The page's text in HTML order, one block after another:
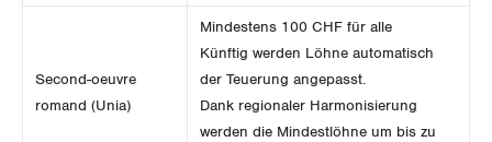
Rentner:innen-Kommission
Glarus
Second-oeuvre
romand (Unia)
Mindestens 100 CHF für alle
Künftig werden Löhne automatisch
der Teuerung angepasst.
Dank regionaler Harmonisierung
werden die Mindestlöhne um bis zu